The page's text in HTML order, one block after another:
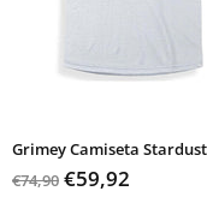
€74,90 €59,92